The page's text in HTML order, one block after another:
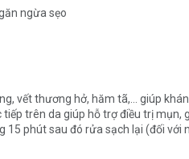
ngừa sẹo
vết thương hở, hăm tã,… giúp
trên da giúp hỗ trợ điều trị mụn,
phút sau đó rửa sạch lại (đối